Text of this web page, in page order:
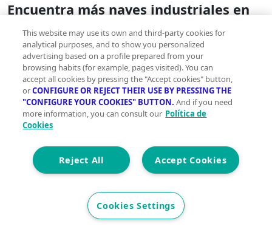
Encuentra más naves industriales en
Vila-real
Naves industriales en venta con piscina en Vila-real
Naves industriales en venta con parking en Vila-real
Naves industriales en venta con terraza en Vila-real
Naves industriales en venta con trastero en Vila-real
Ver más
Naves industriales en alquiler en Vila-
Naves industriales en alquiler en Vila-real
This website may use its own and third-party cookies for
analytical purposes, and to show you personalized
advertising based on a profile prepared from your
browsing habits (for example, pages visited). You can
accept all cookies by pressing the "Accept cookies" button,
orCONFIGURE OR REJECT THEIR USE BY PRESSING THE
"CONFIGURE YOUR COOKIES" BUTTON. And if you need
more information, you can consult our Política de
Cookies
Accept Cookies
Reject All
Cookies Settings